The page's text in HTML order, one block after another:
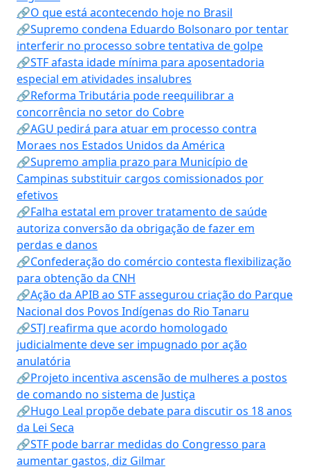
🔗O que está acontecendo hoje no Brasil
🔗Supremo condena Eduardo Bolsonaro por tentar
interferir no processo sobre tentativa de golpe
🔗STF afasta idade mínima para aposentadoria
especial em atividades insalubres
🔗Reforma Tributária pode reequilibrar a
concorrência no setor do Cobre
🔗AGU pedirá para atuar em processo contra
Moraes nos Estados Unidos da América
🔗Supremo amplia prazo para Município de
Campinas substituir cargos comissionados por
efetivos
🔗Falha estatal em prover tratamento de saúde
autoriza conversão da obrigação de fazer em
perdas e danos
🔗Confederação do comércio contesta flexibilização
para obtenção da CNH
🔗Ação da APIB ao STF assegurou criação do Parque
Nacional dos Povos Indígenas do Rio Tanaru
🔗STJ reafirma que acordo homologado
judicialmente deve ser impugnado por ação
anulatória
🔗Projeto incentiva ascensão de mulheres a postos
de comando no sistema de Justiça
🔗Hugo Leal propõe debate para discutir os 18 anos
da Lei Seca
🔗STF pode barrar medidas do Congresso para
aumentar gastos, diz Gilmar